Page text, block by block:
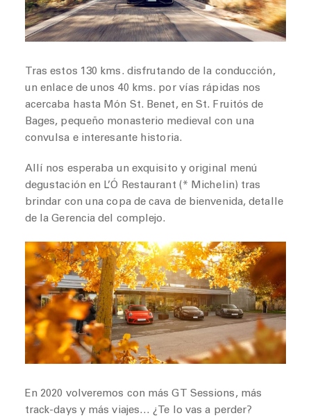
Tras estos 130 kms. disfrutando de la conducción,
un enlace de unos 40 kms. por vías rápidas nos
acercaba hasta Món St. Benet, en St. Fruitós de
Bages, pequeño monasterio medieval con una
convulsa e interesante historia.
Allí nos esperaba un exquisito y original menú
degustación en L’Ó Restaurant (* Michelin) tras
brindar con una copa de cava de bienvenida, detalle
de la Gerencia del complejo.
En 2020 volveremos con más GT Sessions, más
track-days y más viajes… ¿Te lo vas a perder?